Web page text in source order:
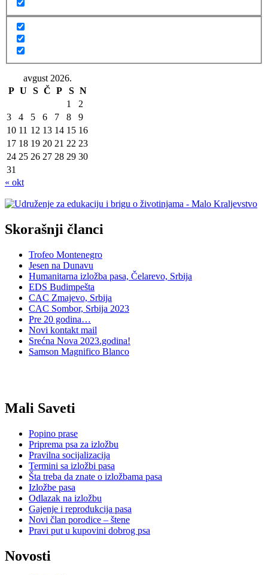
avgust 2026.
P U S Č P S N
1
2
3
4 5 6 7 8
9
10 11 12 13 14 15 16
17 18 19 20 21 22 23
24 25 26 27 28 29 30
31
« okt
Skorašnji članci
Trofeo Montenegro
Jesen na Dunavu
Humanitarna izložba pasa, Čelarevo, Srbija
EDS Budimpešta
CAC Zmajevo, Srbija
CAC Sombor, Srbija 2023
Pre 20 godina…
Novi kontakt mail
Srećna Nova 2023.godina!
Samson Magnifico Blanco
Mali Saveti
Popino prase
Priprema psa za izložbu
Pravilna socijalizacija
Termini sa izložbi pasa
Šta treba da znate o izložbama pasa
Izložbe pasa
Odlazak na izložbu
Gajenje i reprodukcija pasa
Novi član porodice – štene
Pravi put u kupovini dobrog psa
Novosti